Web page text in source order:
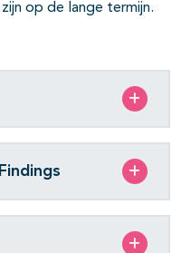
op de lange termijn.